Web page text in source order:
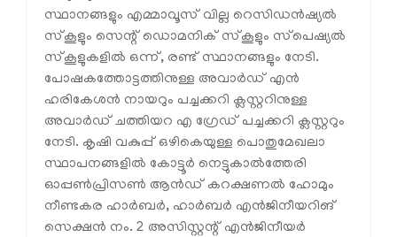
സ്ഥാനങ്ങളും എമ്മാവൂസ് വില്ല റെസിഡൻഷ്യൽ
സ്‌കൂളും സെന്റ് ഡൊമനിക് സ്‌കൂളും സ്‌പെഷ്യൽ
സ്‌കൂളുകളിൽ ഒന്ന്, രണ്ട് സ്ഥാനങ്ങളും നേടി.
പോഷകത്തോട്ടത്തിനുള്ള അവാർഡ് എൻ
ഹരികേശൻ നായറും പച്ചക്കറി ക്ലസ്റ്ററിനുള്ള
അവാർഡ് ചത്തിയറ എ ഗ്രേഡ് പച്ചക്കറി ക്ലസ്റ്ററും
നേടി. കൃഷി വകുപ്പ് ഒഴികെയുള്ള പൊതുമേഖലാ
സ്ഥാപനങ്ങളിൽ കോട്ടൂർ നെട്ടുകാൽത്തേരി
ഓപ്പൺപ്രിസൺ ആൻഡ് കറക്ഷണൽ ഹോമും
നീണ്ടകര ഹാർബർ, ഹാർബർ എൻജിനീയറിങ്
സെക്ഷൻ നം. 2 അസിസ്റ്റന്റ് എൻജിനീയർ